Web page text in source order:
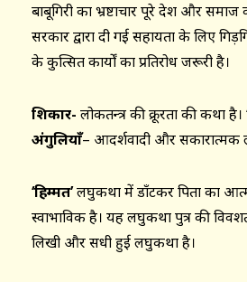
बाबूगिरी का भ्रष्टाचार पूरे देश और
सरकार द्वारा दी गई सहायता के लिए
के कुत्सित कार्यों का प्रतिरोध जरूरी है।
शिकार- लोकतन्त्र की क्रूरता की कथा है।
अंगुलियाँ– आदर्शवादी और
‘हिम्मत’लघुकथा में डाँटकर पिता का
स्वाभाविक है। यह लघुकथा पुत्र की
लिखी और सधी हुई लघुकथा है।